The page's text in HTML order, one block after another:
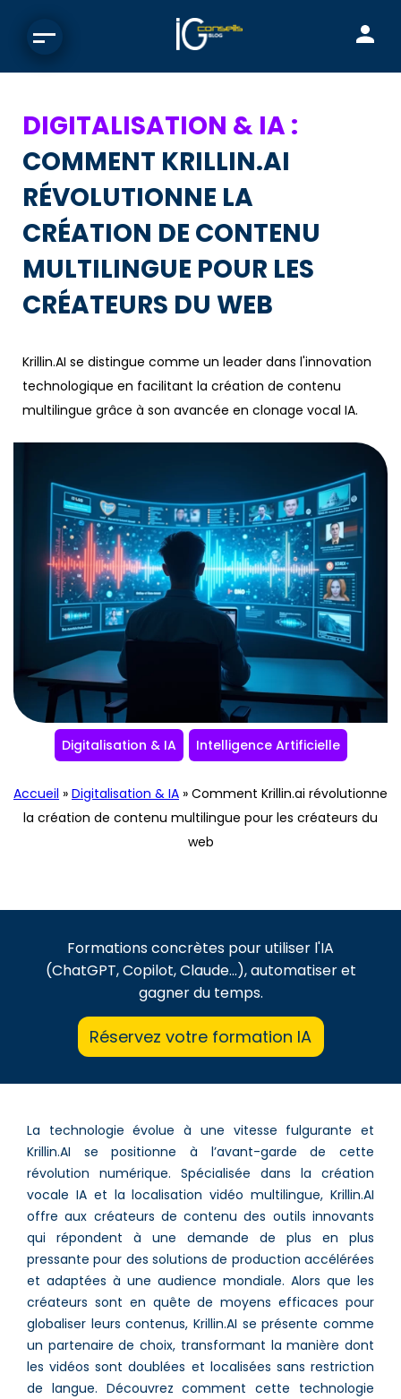
DIGITALISATION & IA :
COMMENT KRILLIN.AI
RÉVOLUTIONNE LA
CRÉATION DE CONTENU
MULTILINGUE POUR LES
CRÉATEURS DU WEB
Krillin.AI se distingue comme un leader dans l'innovation
technologique en facilitant la création de contenu
multilingue grâce à son avancée en clonage vocal IA.
Digitalisation & IA Intelligence Artificielle
Accueil » Digitalisation & IA » Comment Krillin.ai révolutionne
la création de contenu multilingue pour les créateurs du
web
Formations concrètes pour utiliser l'IA
(ChatGPT, Copilot, Claude...), automatiser et
gagner du temps.
Réservez votre formation IA
La technologie évolue à une vitesse fulgurante et
Krillin.AI se positionne à l’avant-garde de cette
révolution numérique. Spécialisée dans la création
vocale IA et la localisation vidéo multilingue, Krillin.AI
offre aux créateurs de contenu des outils innovants
qui répondent à une demande de plus en plus
pressante pour des solutions de production accélérées
et adaptées à une audience mondiale. Alors que les
créateurs sont en quête de moyens efficaces pour
globaliser leurs contenus, Krillin.AI se présente comme
un partenaire de choix, transformant la manière dont
les vidéos sont doublées et localisées sans restriction
de langue. Découvrez comment cette technologie